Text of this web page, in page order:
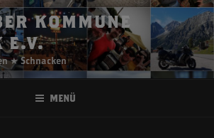
KOMMUNE
E.V.
★ Schnacken
Menü